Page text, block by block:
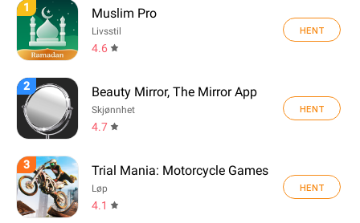
1 Muslim Pro
Livsstil
4.6
HENT
2 Beauty Mirror, The Mirror App
Skjønnhet
4.7
HENT
3 Trial Mania: Motorcycle Games
Løp
4.1
HENT